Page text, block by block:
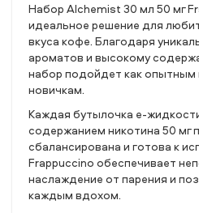
Набор Alchemist 30 мл 50 мг
идеальное решение для
вкуса кофе. Благодаря
ароматов и высокому
набор подойдет как опытным
новичкам.
Каждая бутылочка е-
содержанием никотина 50 мг
сбалансирована и готова к
Frappuccino обеспечивает
наслаждение от парения и
каждым вдохом.